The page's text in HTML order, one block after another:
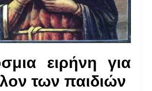
ειρήνη για
των παιδιών